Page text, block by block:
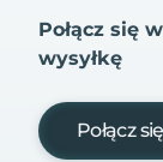
Połącz się
wysyłkę
Połącz